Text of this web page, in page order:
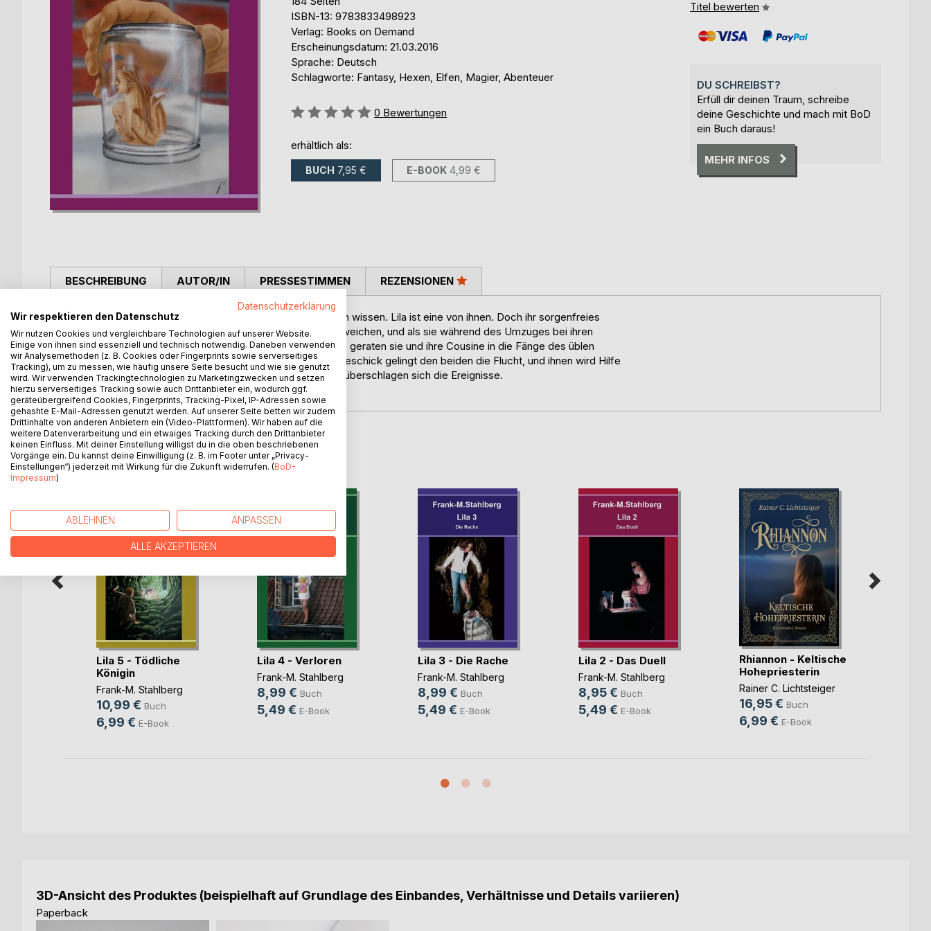
ISBN-13: 9783833498923
Verlag: Books on Demand
Erscheinungsdatum: 21.03.2016
Sprache: Deutsch
Schlagworte: Fantasy, Hexen, Elfen, Magier, Abenteuer
Bewertung::
0 Bewertungen
erhältlich als:
BUCH 7,95 € E-BOOK 4,99 €
Titel bewerten
DU SCHREIBST?
Erfüll dir deinen Traum, schreibe
deine Geschichte und mach mit BoD
ein Buch daraus!
MEHR INFOS
BESCHREIBUNG
Elfen? Elfen! Sie leben neben uns, ohne dass wir von ihnen wissen. Lila ist eine von ihnen. Doch ihr sorgenfreies
Leben ist bedroht. Ihr Elfendorf muss einem Straßenbau weichen, und als sie während des Umzuges bei ihren
Verwandten untergebracht wird, damit sie in Sicherheit ist, geraten sie und ihre Cousine in die Fänge des üblen
Magiers und Wissenschaftlers Urkalan. Mit viel Mut und Geschick gelingt den beiden die Flucht, und ihnen wird Hilfe
von unerwarteter Seite zuteil: Von Menschen! Doch dann überschlagen sich die Ereignisse.
184 Seiten; 8 ganzseitige Illustrationen
AUTOR/IN PRESSESTIMMEN REZENSIONEN
WEITERE TITEL BEIBoD
Lila 5 - Tödliche
Königin
Frank-M. Stahlberg
10,99 € Buch
6,99 € E-Book
Lila 4 - Verloren
Frank-M. Stahlberg
8,99 € Buch
5,49 € E-Book
Lila 3 - Die Rache
Frank-M. Stahlberg
8,99 € Buch
5,49 € E-Book
Lila 2 - Das Duell
Frank-M. Stahlberg
8,95 € Buch
5,49 € E-Book
Rhiannon - Keltische
Hohepriesterin
Rainer C. Lichtsteiger
16,95 € Buch
6,99 € E-Book
3D-Ansicht des Produktes (beispielhaft auf Grundlage des Einbandes, Verhältnisse und Details variieren)
Paperback
Datenschutzerklärung
Wir respektieren den Datenschutz
Wir nutzen Cookies und vergleichbare Technologien auf unserer Website.
Einige von ihnen sind essenziell und technisch notwendig. Daneben verwenden
wir Analysemethoden (z. B. Cookies oder Fingerprints sowie serverseitiges
Tracking), um zu messen, wie häufig unsere Seite besucht und wie sie genutzt
wird. Wir verwenden Trackingtechnologien zu Marketingzwecken und setzen
hierzu serverseitiges Tracking sowie auch Drittanbieter ein, wodurch ggf.
geräteübergreifend Cookies, Fingerprints, Tracking-Pixel, IP-Adressen sowie
gehashte E-Mail-Adressen genutzt werden. Auf unserer Seite betten wir zudem
Drittinhalte von anderen Anbietern ein (Video-Plattformen). Wir haben auf die
weitere Datenverarbeitung und ein etwaiges Tracking durch den Drittanbieter
keinen Einfluss. Mit deiner Einstellung willigst du in die oben beschriebenen
Vorgänge ein. Du kannst deine Einwilligung (z. B. im Footer unter „Privacy-
Einstellungen“) jederzeit mit Wirkung für die Zukunft widerrufen. (BoD-
Impressum)
ABLEHNEN ANPASSEN
ALLE AKZEPTIEREN